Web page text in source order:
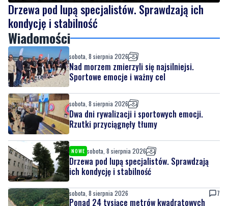
Drzewa pod lupą specjalistów. Sprawdzają ich
kondycję i stabilność
Wiadomości
sobota, 8 sierpnia 2026
Nad morzem zmierzyli się najsilniejsi.
Sportowe emocje i ważny cel
sobota, 8 sierpnia 2026
Dwa dni rywalizacji i sportowych emocji.
Rzutki przyciągnęły tłumy
NOWE sobota, 8 sierpnia 2026
Drzewa pod lupą specjalistów. Sprawdzają
ich kondycję i stabilność
sobota, 8 sierpnia 2026 7
Ponad 24 tysiące metrów kwadratowych